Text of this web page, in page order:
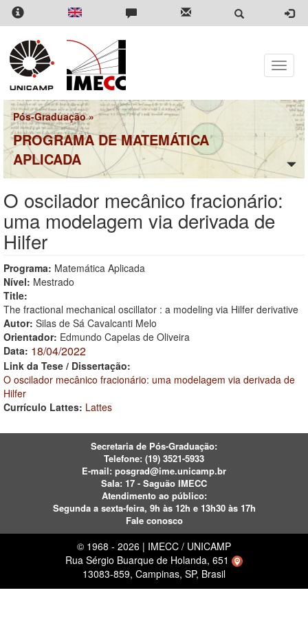
Pular
para
conteúdo
principal
Toggle
Pós-Graduação»
PROGRAMA DE MATEMÁTICA
APLICADA
O oscilador mecânico fracionário:
uma modelagem via derivada de
Hilfer
Programa: Matemática Aplicada
Nível: Mestrado
Title:
The fractional mechanical oscillator : a modeling via Hilfer derivative
Autor: Silas de Sá Cavalcanti Melo
Orientador: Edmundo Capelas de Oliveira
Data: 18/04/2022
Link da Tese / Dissertação:
O oscilador mecânico fracionário: uma modelagem via derivada de
Hilfer
Currículo Lattes: Lattes
Secretaria de Pós-Graduação:
Telefone: (19) 3521-5933
E-mail: posgrad@ime.unicamp.br
Sala: 17 - Saguão IMECC
Atendimento ao público:
Segunda a sexta-feira, 9h às 12h e 13h30 às 17h
Fale conosco
© 1968 - 2026 | IMECC / UNICAMP
Rua Sérgio Buarque de Holanda, 651
13083-859, Campinas, SP, Brasil